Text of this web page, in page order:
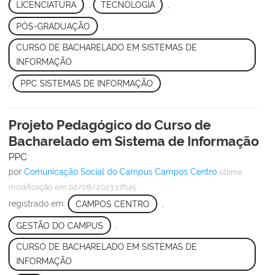
LICENCIATURA TECNOLOGIA
PÓS-GRADUAÇÃO
CURSO DE BACHARELADO EM SISTEMAS DE
INFORMAÇÃO
PPC SISTEMAS DE INFORMAÇÃO
Projeto Pedagógico do Curso de
Bacharelado em Sistema de Informação
PPC
por Comunicação Social do Campus Campos Centro última
modificação em 02/08/2023 17h45
registrado em: CAMPOS CENTRO
GESTÃO DO CAMPUS
CURSO DE BACHARELADO EM SISTEMAS DE
INFORMAÇÃO